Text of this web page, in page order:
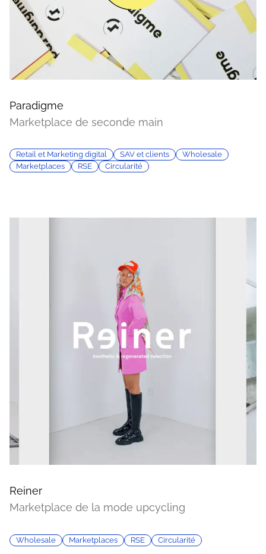
Paradigme
Marketplace de seconde main
Retail et Marketing digital SAV et clients
Wholesale
Marketplaces
RSE Circularité
Reiner
Marketplace de la mode upcycling
Wholesale Marketplaces RSE Circularité